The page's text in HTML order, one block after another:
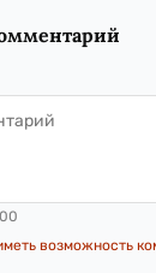
возможность